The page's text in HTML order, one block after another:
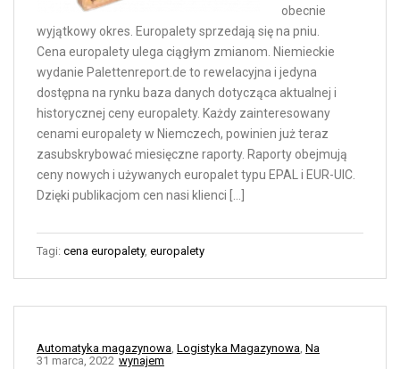
obecnie
wyjątkowy okres. Europalety sprzedają się na pniu.
Cena europalety ulega ciągłym zmianom. Niemieckie
wydanie Palettenreport.de to rewelacyjna i jedyna
dostępna na rynku baza danych dotycząca aktualnej i
historycznej ceny europalety. Każdy zainteresowany
cenami europalety w Niemczech, powinien już teraz
zasubskrybować miesięczne raporty. Raporty obejmują
ceny nowych i używanych europalet typu EPAL i EUR-UIC.
Dzięki publikacjom cen nasi klienci […]
Tagi: cena europalety, europalety
Automatyka magazynowa, Logistyka Magazynowa, Na
wynajem
31 marca, 2022